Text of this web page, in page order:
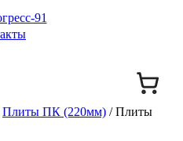
Плиты ПК (220мм) / Плиты